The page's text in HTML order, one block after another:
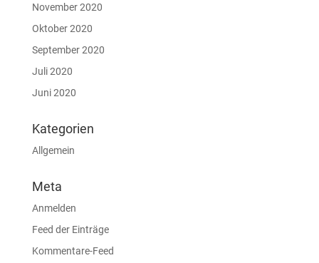
November 2020
Oktober 2020
September 2020
Juli 2020
Juni 2020
Kategorien
Allgemein
Meta
Anmelden
Feed der Einträge
Kommentare-Feed